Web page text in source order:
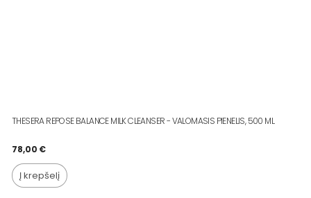
THESERA REPOSE BALANCE MILK CLEANSER - VALOMASIS PIENELIS, 500 ML
78,00 €
Į krepšelį